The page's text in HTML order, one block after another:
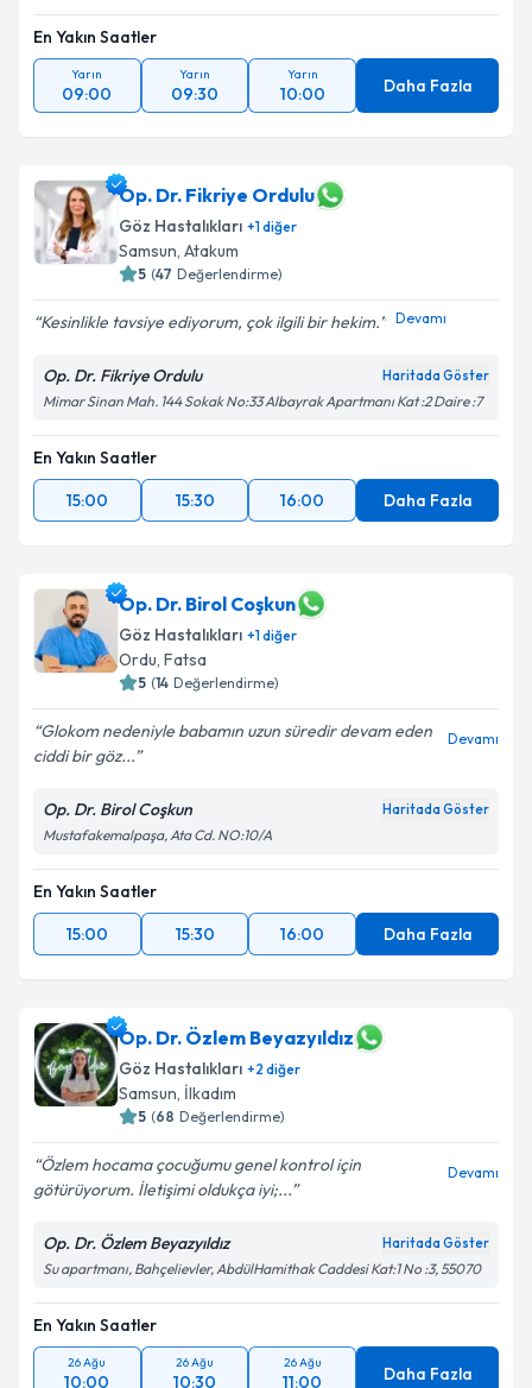
En Yakın Saatler
Yarın
09:00
Yarın
09:30
Yarın
10:00 Daha Fazla
Op. Dr. Fikriye Ordulu
Göz Hastalıkları +1diğer
Samsun, Atakum
5 (47 Değerlendirme)
Kesinlikle tavsiye ediyorum, çok ilgili bir hekim. Devamı
Op. Dr. Fikriye Ordulu Haritada Göster
Mimar Sinan Mah. 144 Sokak No:33 Albayrak Apartmanı Kat :2 Daire :7
En Yakın Saatler
15:00
15:30 16:00 Daha Fazla
Op. Dr. Birol Coşkun
Göz Hastalıkları +1diğer
Ordu, Fatsa
5 (14 Değerlendirme)
Glokom nedeniyle babamın uzun süredir devam eden
ciddi bir göz...
Devamı
Op. Dr. Birol Coşkun Haritada Göster
Mustafakemalpaşa, Ata Cd. NO:10/A
En Yakın Saatler
15:00
15:30 16:00 Daha Fazla
Op. Dr. Özlem Beyazyıldız
Göz Hastalıkları +2 diğer
Samsun, İlkadım
5 (68 Değerlendirme)
Özlem hocama çocuğumu genel kontrol için
götürüyorum. İletişimi oldukça iyi;...
Devamı
Op. Dr. Özlem Beyazyıldız Haritada Göster
Su apartmanı, Bahçelievler, AbdülHamithak Caddesi Kat:1 No :3, 55070
En Yakın Saatler
26 Ağu
10:00
26 Ağu
10:30
26 Ağu
11:00 Daha Fazla